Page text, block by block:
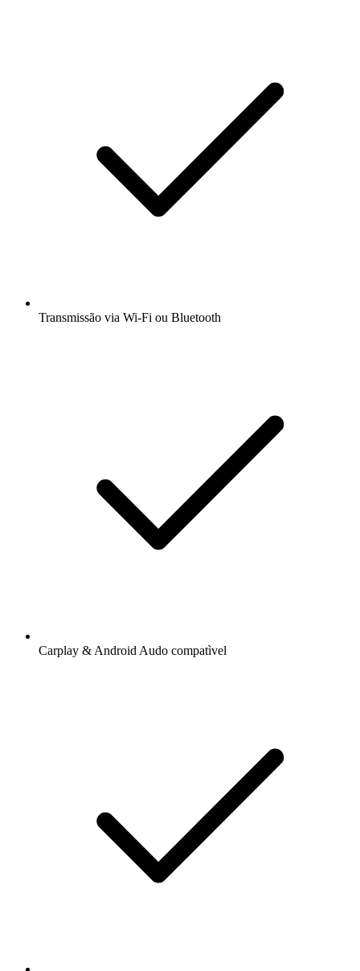
Transmissão via Wi-Fi ou Bluetooth
Carplay & Android Audo compatìvel